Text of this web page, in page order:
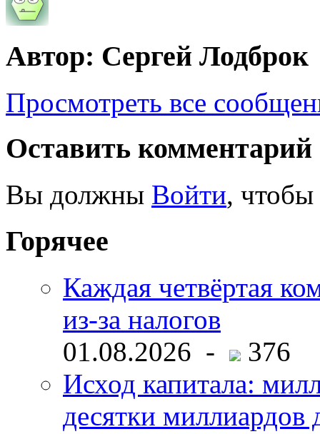
Автор: Сергей Лодброк
Просмотреть все
Оставить комментарий
Вы должны Войти, чтобы
Горячее
Каждая четвёртая
из-за налогов
01.08.2026 -
376
Исход капитала:
десятки миллиардов